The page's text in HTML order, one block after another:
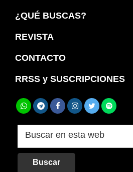
¿QUÉ BUSCAS?
REVISTA
CONTACTO
RRSS y SUSCRIPCIONES
Buscar
web